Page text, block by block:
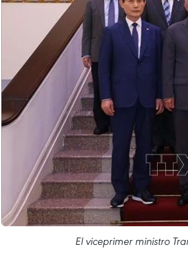
El viceprimer ministro